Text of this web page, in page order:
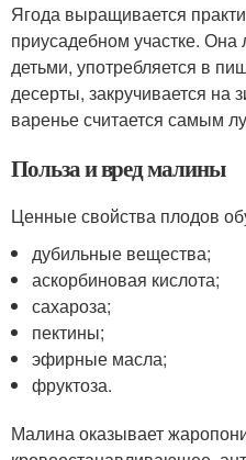
Ягода выращивается
приусадебном участке.
детьми, употребляется в
десерты, закручивается
варенье считается самым
Польза и вред малины
Ценные свойства плодов
дубильные вещества;
аскорбиновая кислота;
сахароза;
пектины;
эфирные масла;
фруктоза.
Малина оказывает